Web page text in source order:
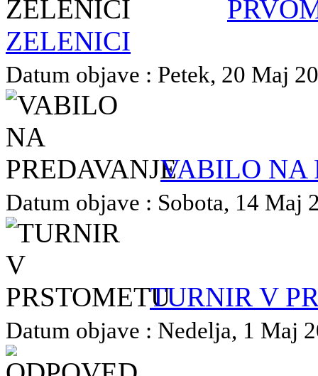
ZELENICI
Datum objave : Petek, 20 Maj
VABILO NA
Datum objave : Sobota, 14 Maj
TURNIR V
Datum objave : Nedelja, 1 Maj